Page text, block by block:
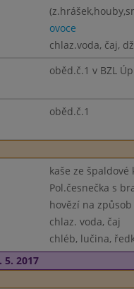
ovoce
chlaz.voda, čaj,
oběd.č.1 v BZL
oběd.č.1
kaše ze špaldové
Pol.česnečka s
hovězí na
chlaz. voda, čaj
chléb, lučina,
5. 2017